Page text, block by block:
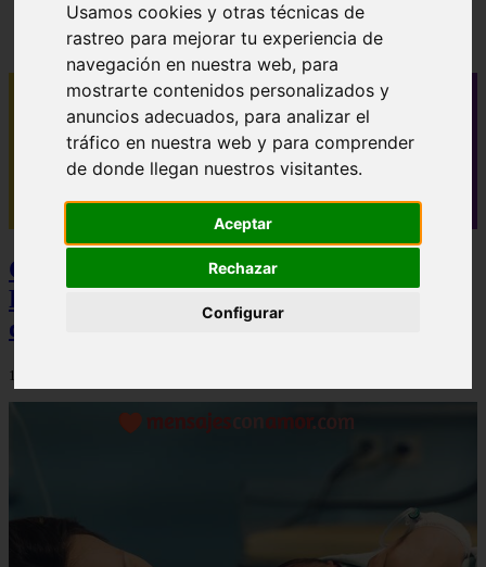
Usamos cookies y otras técnicas de
rastreo para mejorar tu experiencia de
navegación en nuestra web, para
mostrarte contenidos personalizados y
anuncios adecuados, para analizar el
tráfico en nuestra web y para comprender
de donde llegan nuestros visitantes.
Aceptar
Rechazar
Configurar
✓ 40 mensajes de buenos días para novio que le
alegrarán el día
Camisetas NBA Baratas y Camisetas de
Futbol Baratas: La Estrategia Definitiva
de Ahorro y Calidad
12/12/2025